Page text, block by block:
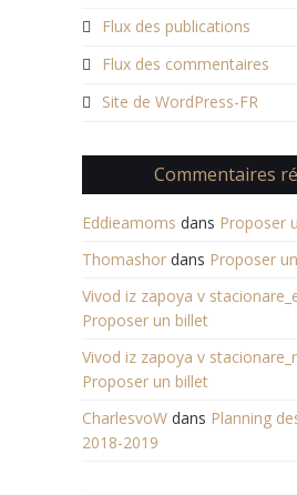
Flux des publications
Flux des commentaires
Site de WordPress-FR
Commentaires
Eddieamoms dans Proposer
Thomashor dans Proposer
Vivod iz zapoya v
Proposer un billet
Vivod iz zapoya v
Proposer un billet
CharlesvoW dans Planning
2018-2019